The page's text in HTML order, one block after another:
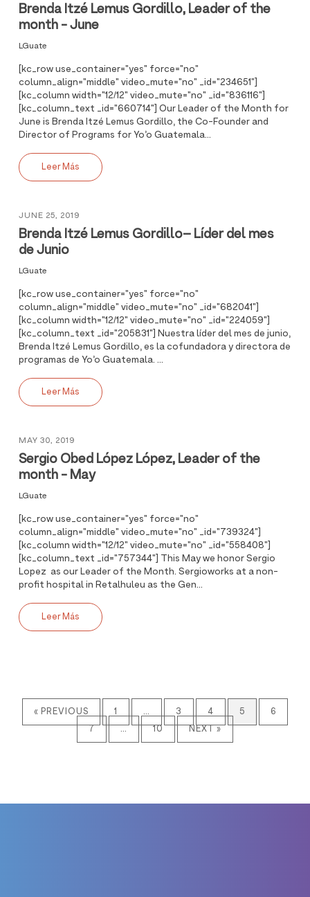
Brenda Itzé Lemus Gordillo, Leader of the
month - June
LGuate
[kc_row use_container="yes" force="no"
column_align="middle" video_mute="no" _id="234651"]
[kc_column width="12/12" video_mute="no" _id="836116"]
[kc_column_text _id="660714"] Our Leader of the Month for
June is Brenda Itzé Lemus Gordillo, the Co-Founder and
Director of Programs for Yo’o Guatemala...
Leer Más
JUNE 25, 2019
Brenda Itzé Lemus Gordillo– Líder del mes
de Junio
LGuate
[kc_row use_container="yes" force="no"
column_align="middle" video_mute="no" _id="682041"]
[kc_column width="12/12" video_mute="no" _id="224059"]
[kc_column_text _id="205831"] Nuestra líder del mes de junio,
Brenda Itzé Lemus Gordillo, es la cofundadora y directora de
programas de Yo’o Guatemala. ...
Leer Más
MAY 30, 2019
Sergio Obed López López, Leader of the
month - May
LGuate
[kc_row use_container="yes" force="no"
column_align="middle" video_mute="no" _id="739324"]
[kc_column width="12/12" video_mute="no" _id="558408"]
[kc_column_text _id="757344"] This May we honor Sergio
Lopez as our Leader of the Month. Sergioworks at a non-
profit hospital in Retalhuleu as the Gen...
Leer Más
« PREVIOUS 1 … 3 4 5
6
7
… 10 NEXT »